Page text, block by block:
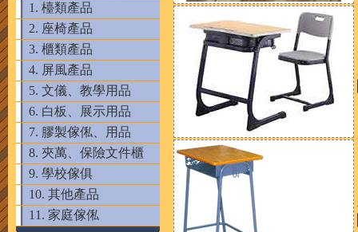
1. 檯類產品
2. 座椅產品
3. 櫃類產品
4. 屏風產品
5. 文儀、教學用品
6. 白板、展示用品
7. 膠製傢俬、用品
8. 夾萬、保險文件櫃
9. 學校傢俱
10. 其他產品
11. 家庭傢俬